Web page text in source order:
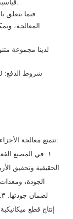
المعالجة،
شروط الدفع: 50٪ دفعة مقدمة + 50٪ خطاب اعتماد عند الاطلاع
تتمتع معالجة الأجزاء الميكانيكية الخاصة بشركة كارسن بالمزايا التالية:
١. في المصنع
الجودة، ومعدات
إنتاج قطع